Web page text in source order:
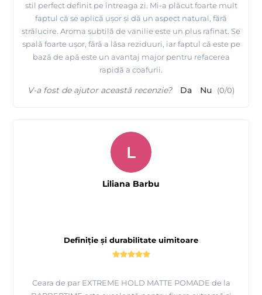
stil perfect definit pe întreaga zi. Mi-a plăcut foarte mult
faptul că se aplică ușor și dă un aspect natural, fără
strălucire. Aroma subtilă de vanilie este un plus rafinat. Se
spală foarte ușor, fără a lăsa reziduuri, iar faptul că este pe
bază de apă este un avantaj major pentru refacerea
rapidă a coafurii.
V-a fost de ajutor această recenzie? Da Nu (0/0)
Definiție și durabilitate uimitoare
Ceara de par EXTREME HOLD MATTE POMADE de la
L
Liliana Barbu